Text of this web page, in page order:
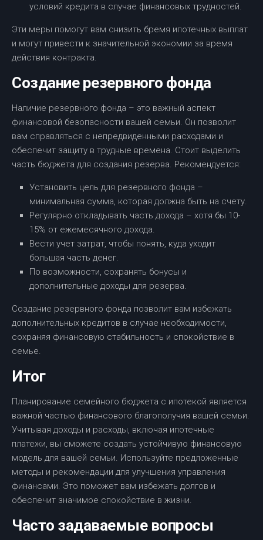
условий кредита в случае финансовых трудностей.
Эти меры помогут вам снизить бремя ипотечных выплат
и могут привести к значительной экономии за время
действия контракта.
Создание резервного фонда
Наличие резервного фонда – это важный аспект
финансовой безопасности вашей семьи. Он позволит
вам справляться с непредвиденными расходами и
обеспечит защиту в трудные времена. Стоит выделить
часть бюджета для создания резерва. Рекомендуется:
Установить цель для резервного фонда –
минимальная сумма, которая должна быть на счету.
Регулярно откладывать часть дохода – хотя бы 10-
15% от ежемесячного дохода.
Вести учет затрат, чтобы понять, куда уходит
большая часть денег.
По возможности, сохранять бонусы и
дополнительные доходы для резерва.
Создание резервного фонда позволит вам избежать
дополнительных кредитов в случае необходимости,
сохраняя финансовую стабильность и спокойствие в
семье.
Итог
Планирование семейного бюджета с ипотекой является
важной частью финансового благополучия вашей семьи.
Учитывая доходы и расходы, включая ипотечные
платежи, вы сможете создать устойчивую финансовую
модель для вашей семьи. Используйте предложенные
методы и рекомендации для улучшения управления
финансами. Это поможет вам избежать долгов и
обеспечит значимое спокойствие в жизни.
Часто задаваемые вопросы